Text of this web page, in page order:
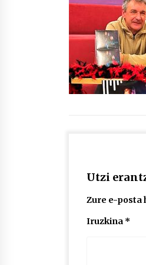
Utzi
Zure e-posta
Iruzkina *